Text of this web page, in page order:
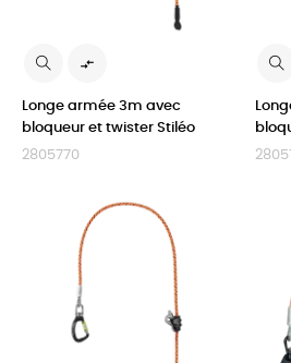

Longe armée 3m avec
bloqueur et twister Stiléo
2805770